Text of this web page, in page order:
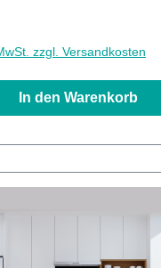
zzgl. Versandkosten
In den Warenkorb